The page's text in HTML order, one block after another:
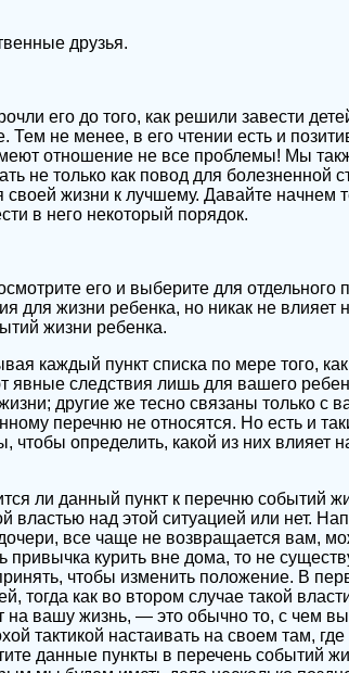
друзья.
его до того, как решили завести
не менее, в его чтении есть и
отношение не все проблемы! Мы
не только как повод для болезненной
жизни к лучшему. Давайте начнем
в него некоторый порядок.
его и выберите для отдельного
для жизни ребенка, но никак не влияет
жизни ребенка.
каждый пункт списка по мере того,
следствия лишь для вашего
другие же тесно связаны только с
перечню не относятся. Но есть и
чтобы определить, какой из них влияет
ли данный пункт к перечню событий
властью над этой ситуацией или нет.
все чаще не возвращается вам,
курить вне дома, то не
чтобы изменить положение. В
тогда как во втором случае такой
на вашу жизнь, — это обычно то, с чем
тактикой настаивать на своем там, где
данные пункты в перечень событий